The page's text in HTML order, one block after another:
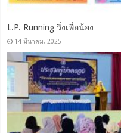
L.P. Running วิ่งเพื่อน้อง
14 มีนาคม, 2025